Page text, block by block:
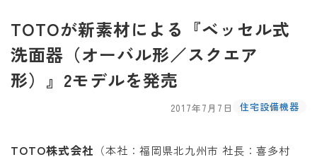
TOTOが新素材による『ベッセル式
洗面器（オーバル形／スクエア
形）』2モデルを発売
2017年7月7日 住宅設備機器
TOTO株式会社 （本社：福岡県北九州市 社長：喜多村